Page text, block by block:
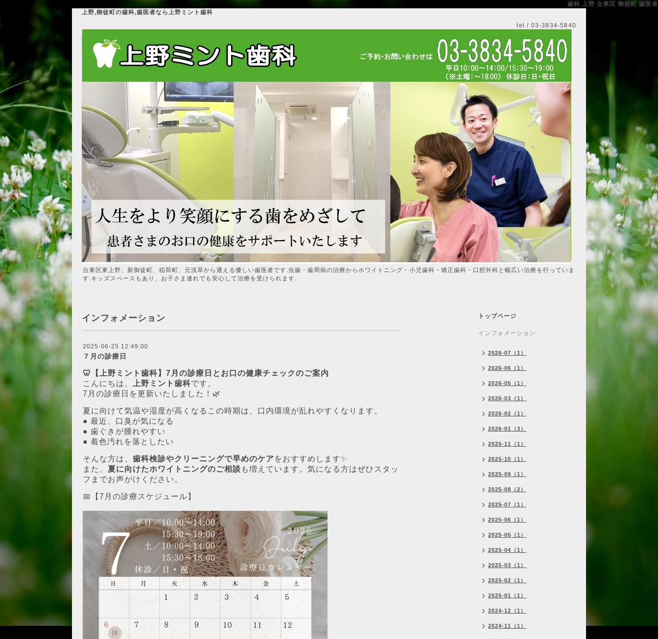
歯科 上野 台東区 御徒町 歯医者
上野,御徒町の歯科,歯医者なら上野ミント歯科
tel / 03-3834-5840
台東区東上野、新御徒町、稲荷町、元浅草から通える優しい歯医者です.虫歯・歯周病の治療からホワイトニング・小児歯科・矯正歯科・口腔外科と幅広い治療を行っていま
す.キッズスペースもあり、お子さま連れでも安心して治療を受けられます.
インフォメーション
2025-06-25 12:49:00
７月の診療日
🦷【上野ミント歯科】7月の診療日とお口の健康チェックのご案内
こんにちは、
上野ミント歯科です。
7月の診療日を更新いたしました！🌿
夏に向けて気温や湿度が高くなるこの時期は、口内環境が乱れやすくなります。
● 最近、口臭が気になる
● 歯ぐきが腫れやすい
● 着色汚れを落としたい
そんな方は、 歯科検診やクリーニングで早めのケアをおすすめします✨
また、 夏に向けたホワイトニングのご相談 も増えています。気になる方はぜひスタッ
フまでお声がけください。
📅【7月の診療スケジュール】
トップページ
インフォメーション
2026-07（1）
2026-06（1）
2026-05（1）
2026-03（1）
2026-02（1）
2026-01（3）
2025-11（1）
2025-10（1）
2025-09（1）
2025-08（2）
2025-07（1）
2025-06（1）
2025-05（1）
2025-04（1）
2025-03（1）
2025-02（1）
2025-01（1）
2024-12（1）
2024-11（1）